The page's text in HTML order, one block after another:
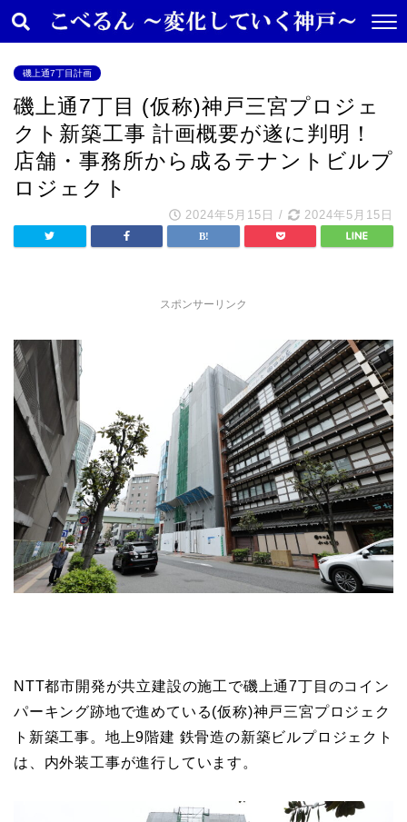
磯上通7丁目計画
磯上通7丁目 (仮称)神戸三宮プロジェ
クト新築工事 計画概要が遂に判明！
店舗・事務所から成るテナントビルプ
ロジェクト
2024年5月15日 / 2024年5月15日
スポンサーリンク
NTT都市開発が共立建設の施工で磯上通7丁目のコイン
パーキング跡地で進めている(仮称)神戸三宮プロジェク
ト新築工事。地上9階建 鉄骨造の新築ビルプロジェクト
は、内外装工事が進行しています。